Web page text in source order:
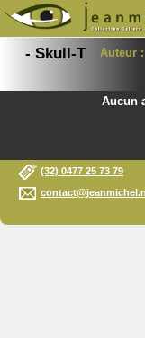
- Skull-T Auteur :
Aucun
(32) 0477 25 73 79